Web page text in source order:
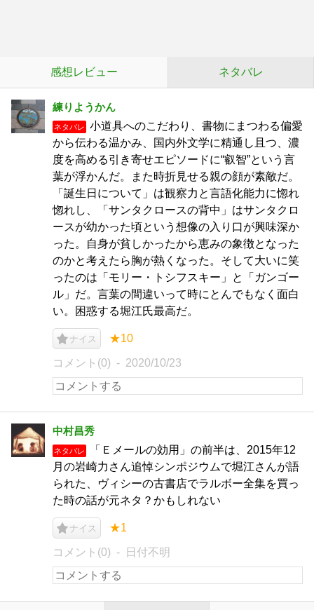
感想レビュー ネタバレ
練りようかん
ネタバレ
小道具へのこだわり、書物にまつわる偏愛
から伝わる温かみ、国内外文学に精通し且つ、濃
度を高める引き寄せエピソードに“叡智”という言
葉が浮かんだ。また時折見せる親の顔が素敵だ。
「誕生日について」は観察力と言語化能力に惚れ
惚れし、「サンタクロースの背中」はサンタクロ
ースが幼かった頃という想像の入り口が興味深か
った。自身が貧しかったから恵みの象徴となった
のかと考えたら胸が熱くなった。そして大いに笑
ったのは「モリー・トシフスキー」と「ガンゴー
ル」だ。言葉の間違いって時にとんでもなく面白
い。困惑する堀江氏最高だ。
ナイス ★10
コメント(0) 2020/10/23
中村昌秀
ネタバレ
「Ｅメールの効用」の前半は、2015年12
月の岩崎力さん追悼シンポジウムで堀江さんが語
られた、ヴィシーの古書店でラルボー全集を買っ
た時の話が元ネタ？かもしれない
ナイス ★1
コメント(0) 日付不明